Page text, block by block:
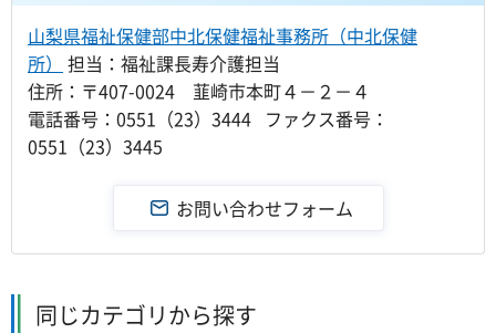
山梨県福祉保健部中北保健福祉事務所（中北保健
所）
担当：福祉課長寿介護担当
住所：〒407-0024 韮崎市本町４－２－４
電話番号：0551（23）3444 ファクス番号：
0551（23）3445
同じカテゴリから探す